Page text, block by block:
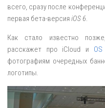
всего, сразу после
первая бета-версия iOS 6
Как стало известно
расскажет про iCloud и
фотографиям очередных
логотипы.